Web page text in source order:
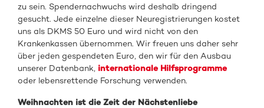
zu sein. Spendernachwuchs wird deshalb dringend
gesucht. Jede einzelne dieser Neuregistrierungen kostet
uns als DKMS 50 Euro und wird nicht von den
Krankenkassen übernommen. Wir freuen uns daher sehr
über jeden gespendeten Euro, den wir für den Ausbau
unserer Datenbank, internationale Hilfsprogramme
oder lebensrettende Forschung verwenden.
Weihnachten ist die Zeit der Nächstenliebe